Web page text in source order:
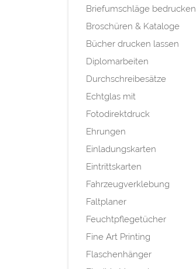
Briefumschläge bedrucken
Broschüren & Kataloge
Bücher drucken lassen
Diplomarbeiten
Durchschreibesätze
Echtglas mit
Fotodirektdruck
Ehrungen
Einladungskarten
Eintrittskarten
Fahrzeugverklebung
Faltplaner
Feuchtpflegetücher
Fine Art Printing
Flaschenhänger